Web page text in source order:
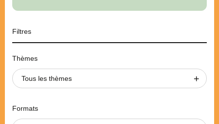
Filtres
Thèmes
Tous les thèmes
Formats